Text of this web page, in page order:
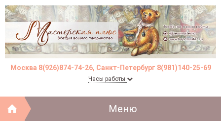
Москва 8(926)874-74-26, Санкт-Петербург 8(981)140-25-69
Часы работы
Меню